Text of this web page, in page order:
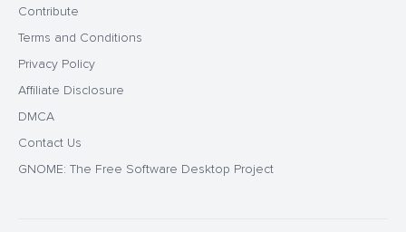
Contribute
Terms and Conditions
Privacy Policy
Affiliate Disclosure
DMCA
Contact Us
GNOME: The Free Software Desktop Project